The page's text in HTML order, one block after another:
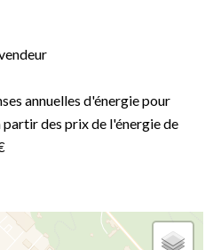
annuelles d'énergie pour
des prix de l'énergie de